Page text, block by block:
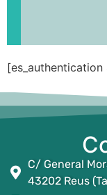
C/ General
43202 Reus